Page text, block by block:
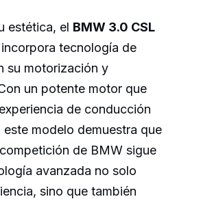
estética, el BMW 3.0 CSL
incorpora tecnología de
su motorización y
un potente motor que
de conducción
este modelo demuestra que
de BMW sigue
avanzada no solo
sino que también